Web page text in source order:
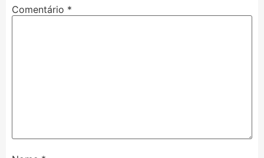
Comentário *